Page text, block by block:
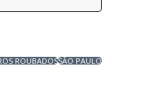
ROUBADOSSÃO PAULO